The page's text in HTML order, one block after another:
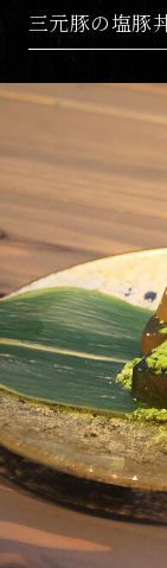
三元豚の塩豚